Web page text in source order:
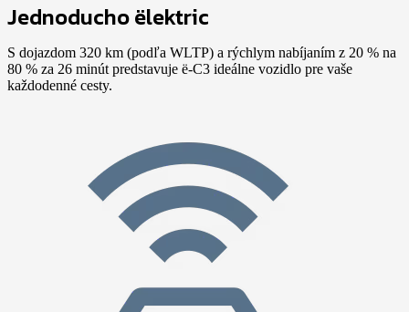
Jednoducho ëlektric
S dojazdom 320 km (podľa WLTP) a rýchlym nabíjaním z 20 % na
80 % za 26 minút predstavuje ë-C3 ideálne vozidlo pre vaše
každodenné cesty.